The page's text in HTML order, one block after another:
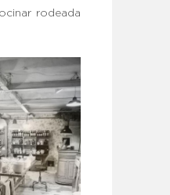
rodeada